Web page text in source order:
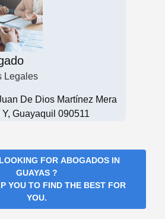
Legales
De Dios Martínez Mera
Y, Guayaquil 090511
FOR ABOGADOS IN
GUAYAS ?
YOU TO FIND THE BEST FOR
YOU.